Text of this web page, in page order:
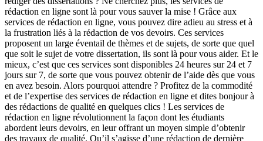
rédaction en ligne sont là pour vous sauver la mise ! Grâce aux
services de rédaction en ligne, vous pouvez dire adieu au stress et à
la frustration liés à la rédaction de vos devoirs. Ces services
proposent un large éventail de thèmes et de sujets, de sorte que quel
que soit le sujet de votre dissertation, ils sont là pour vous aider. Et le
mieux, c’est que ces services sont disponibles 24 heures sur 24 et 7
jours sur 7, de sorte que vous pouvez obtenir de l’aide dès que vous
en avez besoin. Alors pourquoi attendre ? Profitez de la commodité
et de l’expertise des services de rédaction en ligne et dites bonjour à
des rédactions de qualité en quelques clics ! Les services de
rédaction en ligne révolutionnent la façon dont les étudiants
abordent leurs devoirs, en leur offrant un moyen simple d’obtenir
des travaux de qualité. Qu’il s’agisse d’une rédaction de dernière